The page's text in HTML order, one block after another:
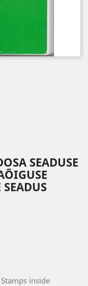
SEADUSE
inside